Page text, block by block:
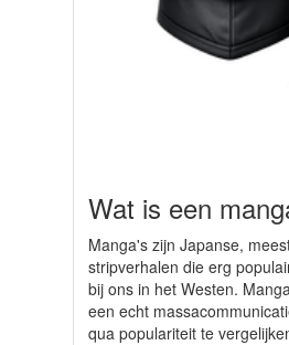
Wat is een
Manga's zijn Japanse,
stripverhalen die erg
bij ons in het Westen.
een echt
qua populariteit te